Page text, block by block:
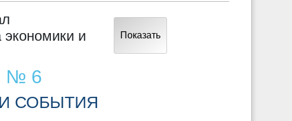
экономики и
Показать
№ 6
СОБЫТИЯ